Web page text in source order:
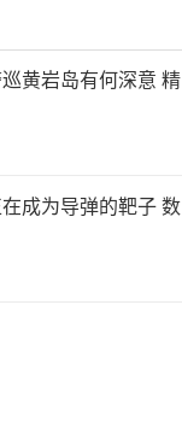
黄岩岛有何深意 精
成为导弹的靶子 数